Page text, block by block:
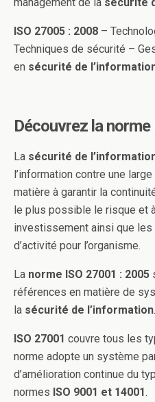
ISO 27005 : 2008 –
Techniques de sécurité –
en sécurité de
Découvrez la
La sécurité de
l’information contre une
matière à garantir la
le plus possible le risque et
investissement ainsi que
d’activité pour l’organisme.
La norme ISO 27001 : 2005
références en matière de
la sécurité de l’information.
ISO 27001 couvre tous les
norme adopte un système
d’amélioration continue du
normes ISO 9001 et 14001.